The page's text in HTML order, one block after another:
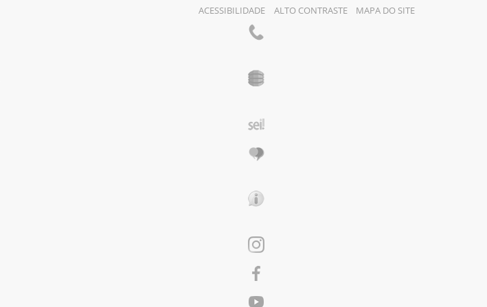
ACESSIBILIDADE ALTO CONTRASTE MAPA DO SITE